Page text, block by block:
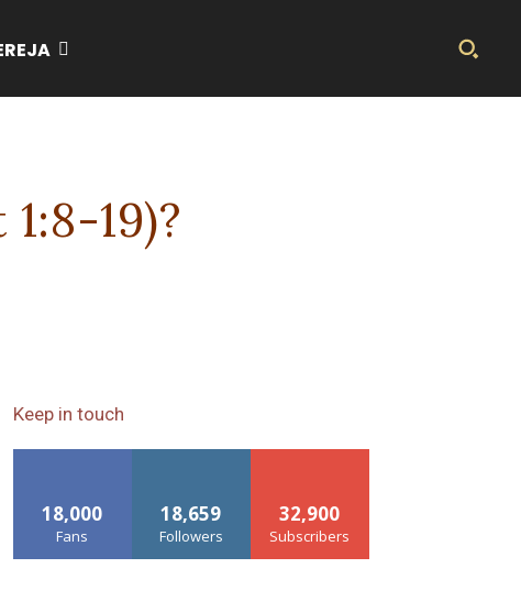
19)?
Keep in touch
18,000
Fans
18,659
Followers
32,900
Subscribers